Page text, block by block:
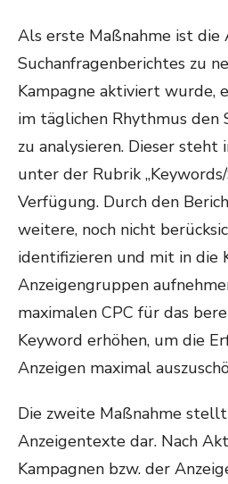
Als erste Maßnahme ist die
Suchanfragenberichtes zu
Kampagne aktiviert wurde,
im täglichen Rhythmus den
zu analysieren. Dieser steht
unter der Rubrik
Verfügung. Durch den
weitere, noch nicht
identifizieren und mit in die
Anzeigengruppen
maximalen CPC für das
Keyword erhöhen, um die
Anzeigen maximal
Die zweite Maßnahme
Anzeigentexte dar. Nach
Kampagnen bzw. der